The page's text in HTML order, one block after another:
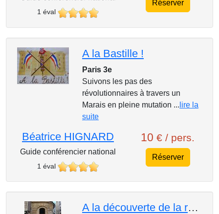
1 éval
Réserver
A la Bastille !
Paris 3e
Suivons les pas des
révolutionnaires à travers un
Marais en pleine mutation ... lire la
suite
Béatrice HIGNARD
Guide conférencier national
1 éval
10 € / pers.
Réserver
A la découverte de la rue Mouffetard et de son quartier